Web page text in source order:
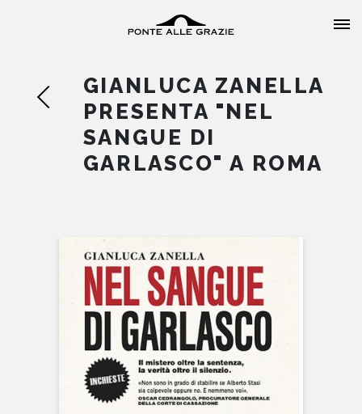
HOME
CATALOGO
AUTORI
EVENTI
NEWS
GIANLUCA ZANELLA
PRESENTA "NEL
SANGUE DI
GARLASCO" A ROMA